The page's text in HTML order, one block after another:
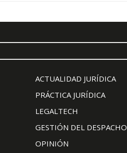
ACTUALIDAD JURÍDICA
PRÁCTICA JURÍDICA
LEGALTECH
GESTIÓN DEL DESPACHO
OPINIÓN